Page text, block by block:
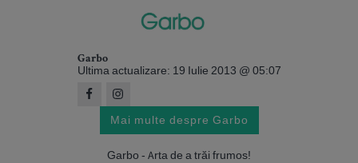
Garbo
Ultima actualizare: 19 Iulie 2013 @ 05:07
Mai multe despre Garbo
Garbo - Arta de a trăi frumos!